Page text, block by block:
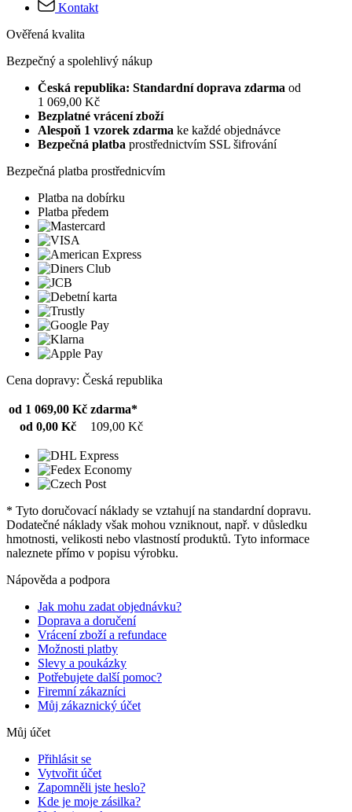
Kontakt
Ověřená kvalita
Bezpečný a spolehlivý nákup
Česká republika: Standardní doprava zdarma od
1 069,00 Kč
Bezplatné vrácení zboží
Alespoň 1 vzorek zdarma ke každé objednávce
Bezpečná platba prostřednictvím SSL šifrování
Bezpečná platba prostřednicvím
Platba na dobírku
Platba předem
Cena dopravy: Česká republika
od 1 069,00 Kč zdarma*
od 0,00 Kč
109,00 Kč
* Tyto doručovací náklady se vztahují na standardní dopravu.
Dodatečné náklady však mohou vzniknout, např. v důsledku
hmotnosti, velikosti nebo vlastností produktů. Tyto informace
naleznete přímo v popisu výrobku.
Nápověda a podpora
Jak mohu zadat objednávku?
Doprava a doručení
Vrácení zboží a refundace
Možnosti platby
Slevy a poukázky
Potřebujete další pomoc?
Firemní zákazníci
Můj zákaznický účet
Můj účet
Přihlásit se
Vytvořit účet
Zapomněli jste heslo?
Kde je moje zásilka?